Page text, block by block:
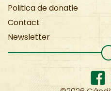
Politica de donatie
Contact
Newsletter